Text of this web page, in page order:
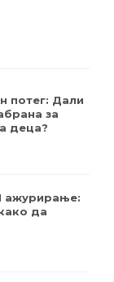
потег: Дали
за
деца?
ажурирање:
да